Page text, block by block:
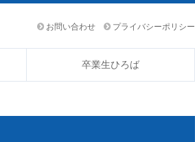
お問い合わせ プライバシーポリシー
卒業生ひろば